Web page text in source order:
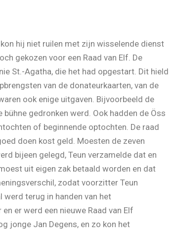
hij niet ruilen met zijn wisselende dienst
gekozen voor een Raad van Elf. De
St.-Agatha, die het had opgestart. Dit hield
van de donateurkaarten, van de
ook enige uitgaven. Bijvoorbeeld de
gedronken werd. Ook hadden de Öss
of beginnende optochten. De raad
doen kost geld. Moesten de zeven
bijeen gelegd, Teun verzamelde dat en
uit eigen zak betaald worden en dat
zodat voorzitter Teun
werd terug in handen van het
er werd een nieuwe Raad van Elf
jonge Jan Degens, en zo kon het